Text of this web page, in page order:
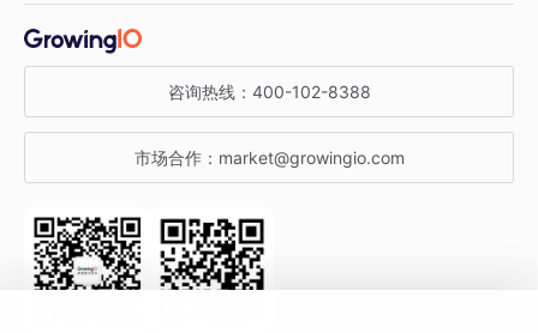
金融行业
获客分析
增长公开课
增长博客
开发者文档
SDK 文档
关于 GrowingIO
增长大会
行业活动
咨询热线： 400-102-8388
市场合作： market@growingio.com